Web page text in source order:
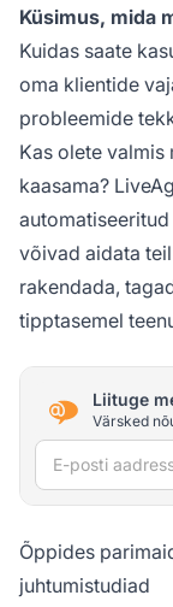
Küsimus, mida
Kuidas saate
oma klientide
probleemide
Kas olete valmis
kaasama?
võivad aidata
rakendada,
tipptasemel
Liituge
Värsked
E-posti aadress
Õppides
juhtumistudiad